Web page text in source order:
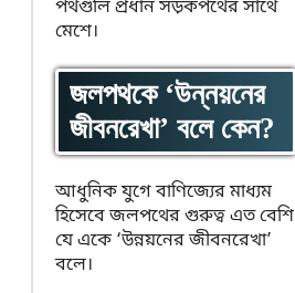
পথগুলি প্রধান সড়কপথের সাথে
মেশে।
জলপথকে ‘উন্নয়নের
জীবনরেখা’ বলে কেন?
আধুনিক যুগে বাণিজ্যের মাধ্যম
হিসেবে জলপথের গুরুত্ব এত বেশি
যে একে ‘উন্নয়নের জীবনরেখা’
বলে।